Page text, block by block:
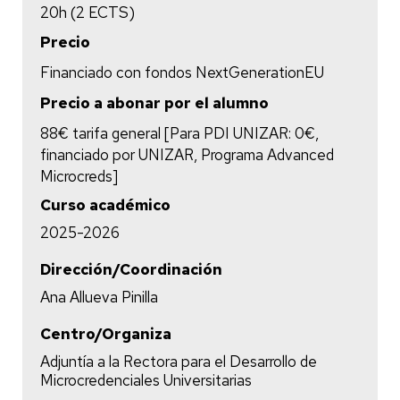
20h (2 ECTS)
Precio
Financiado con fondos NextGenerationEU
Precio a abonar por el alumno
88€ tarifa general [Para PDI UNIZAR: 0€,
financiado por UNIZAR, Programa Advanced
Microcreds]
Curso académico
2025-2026
Dirección/Coordinación
Ana Allueva Pinilla
Centro/Organiza
Adjuntía a la Rectora para el Desarrollo de
Microcredenciales Universitarias